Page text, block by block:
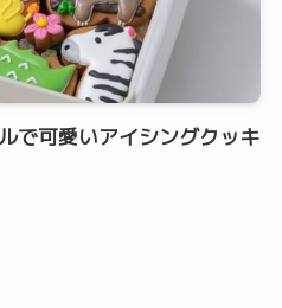
で可愛いアイシングクッキ